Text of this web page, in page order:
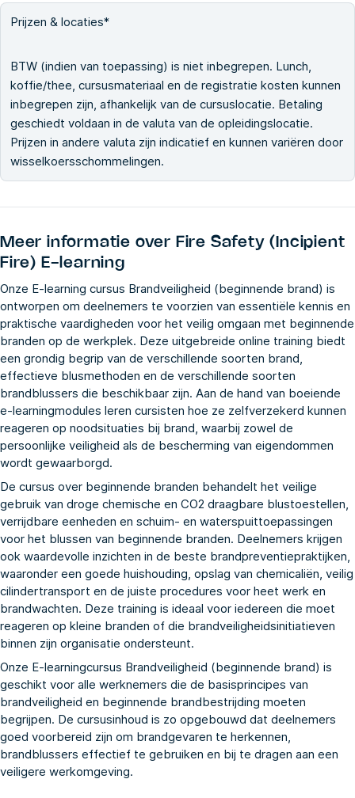
Prijzen & locaties*
BTW (indien van toepassing) is niet inbegrepen. Lunch,
koffie/thee, cursusmateriaal en de registratie kosten kunnen
inbegrepen zijn, afhankelijk van de cursuslocatie. Betaling
geschiedt voldaan in de valuta van de opleidingslocatie.
Prijzen in andere valuta zijn indicatief en kunnen variëren door
wisselkoersschommelingen.
Meer informatie over Fire Safety (Incipient
Fire) E-learning
Onze E-learning cursus Brandveiligheid (beginnende brand) is
ontworpen om deelnemers te voorzien van essentiële kennis en
praktische vaardigheden voor het veilig omgaan met beginnende
branden op de werkplek. Deze uitgebreide online training biedt
een grondig begrip van de verschillende soorten brand,
effectieve blusmethoden en de verschillende soorten
brandblussers die beschikbaar zijn. Aan de hand van boeiende
e-learningmodules leren cursisten hoe ze zelfverzekerd kunnen
reageren op noodsituaties bij brand, waarbij zowel de
persoonlijke veiligheid als de bescherming van eigendommen
wordt gewaarborgd.
De cursus over beginnende branden behandelt het veilige
gebruik van droge chemische en CO2 draagbare blustoestellen,
verrijdbare eenheden en schuim- en waterspuittoepassingen
voor het blussen van beginnende branden. Deelnemers krijgen
ook waardevolle inzichten in de beste brandpreventiepraktijken,
waaronder een goede huishouding, opslag van chemicaliën, veilig
cilindertransport en de juiste procedures voor heet werk en
brandwachten. Deze training is ideaal voor iedereen die moet
reageren op kleine branden of die brandveiligheidsinitiatieven
binnen zijn organisatie ondersteunt.
Onze E-learningcursus Brandveiligheid (beginnende brand) is
geschikt voor alle werknemers die de basisprincipes van
brandveiligheid en beginnende brandbestrijding moeten
begrijpen. De cursusinhoud is zo opgebouwd dat deelnemers
goed voorbereid zijn om brandgevaren te herkennen,
brandblussers effectief te gebruiken en bij te dragen aan een
veiligere werkomgeving.